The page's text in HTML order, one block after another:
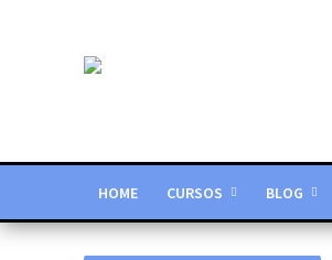
HOME CURSOS BLOG